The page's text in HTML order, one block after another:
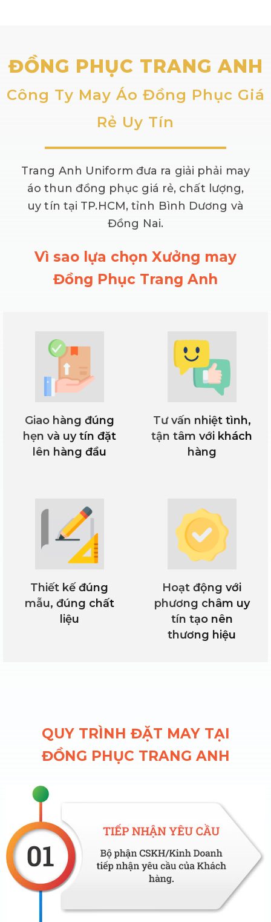
ĐỒNG PHỤC TRANG ANH
Công Ty May Áo Đồng Phục Giá
Rẻ Uy Tín
Trang Anh Uniform đưa ra giải phải may
áo thun đồng phục giá rẻ, chất lượng,
uy tín tại TP.HCM, tỉnh Bình Dương và
Đồng Nai.
Vì sao lựa chọn Xưởng may
Đồng Phục Trang Anh
Giao hàng đúng
hẹn và uy tín đặt
lên hàng đầu
Tư vấn nhiệt tình,
tận tâm với khách
hàng
Thiết kế đúng
mẫu, đúng chất
liệu
Hoạt động với
phương châm uy
tín tạo nên
thương hiệu
QUY TRÌNH ĐẶT MAY TẠI
ĐỒNG PHỤC TRANG ANH